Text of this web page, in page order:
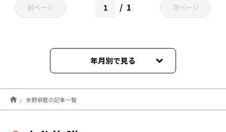
前ページ 1 次ページ
年月別で見る
2022年02月
2022年01月
末野卓磨の記事一覧